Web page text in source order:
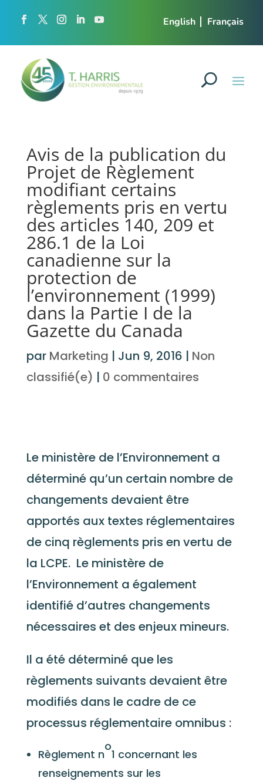
English Français
Avis de la publication du
Projet de Règlement
modifiant certains
règlements pris en vertu
des articles 140, 209 et
286.1 de la Loi
canadienne sur la
protection de
l’environnement (1999)
dans la Partie I de la
Gazette du Canada
par Marketing | Jun 9, 2016 | Non
classifié(e) | 0 commentaires
Le ministère de l’Environnement a
déterminé qu’un certain nombre de
changements devaient être
apportés aux textes réglementaires
de cinq règlements pris en vertu de
la LCPE. Le ministère de
l’Environnement a également
identifié d’autres changements
nécessaires et des enjeux mineurs.
Il a été déterminé que les
règlements suivants devaient être
modifiés dans le cadre de ce
processus réglementaire omnibus :
Règlement n
o
1 concernant les
renseignements sur les